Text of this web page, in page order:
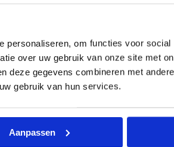
personaliseren, om functies voor
over uw gebruik van onze site met
deze gegevens combineren met
gebruik van hun services.
Aanpassen